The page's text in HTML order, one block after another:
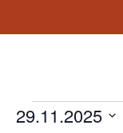
29.11.2025